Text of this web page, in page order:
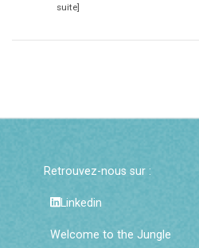
suite]
Retrouvez-nous sur :
Linkedin
Welcome to the Jungle